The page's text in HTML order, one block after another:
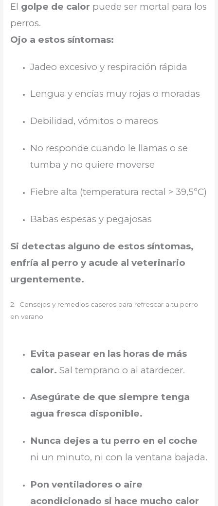
El golpe de calor puede ser mortal para los
perros.
Ojo a estos síntomas:
Jadeo excesivo y respiración rápida
Lengua y encías muy rojas o moradas
Debilidad, vómitos o mareos
No responde cuando le llamas o se
tumba y no quiere moverse
Fiebre alta (temperatura rectal > 39,5ºC)
Babas espesas y pegajosas
Si detectas alguno de estos síntomas,
enfría al perro y acude al veterinario
urgentemente.
2. Consejos y remedios caseros para refrescar a tu perro
en verano
Evita pasear en las horas de más
calor. Sal temprano o al atardecer.
Asegúrate de que siempre tenga
agua fresca disponible.
Nunca dejes a tu perro en el coche
ni un minuto, ni con la ventana bajada.
Pon ventiladores o aire
acondicionado si hace mucho calor